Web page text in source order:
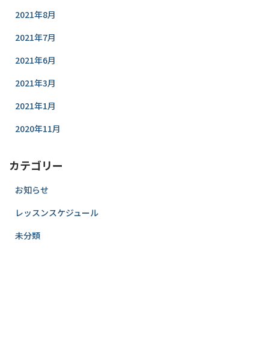
2021年8月
2021年7月
2021年6月
2021年3月
2021年1月
2020年11月
カテゴリー
お知らせ
レッスンスケジュール
未分類